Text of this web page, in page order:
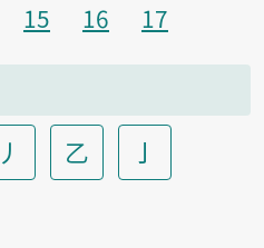
15 16 17
丿 乙 亅